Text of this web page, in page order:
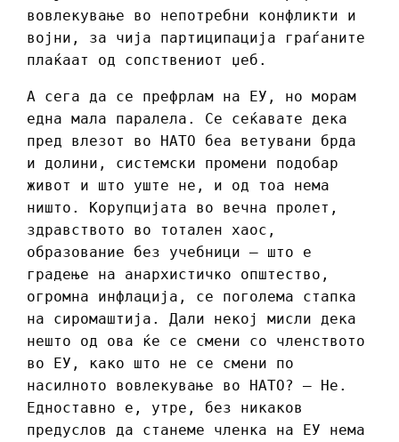
вовлекување во непотребни конфликти и
војни, за чија партиципација граѓаните
плаќаат од сопствениот џеб.
А сега да се префрлам на ЕУ, но морам
една мала паралела. Се сеќавате дека
пред влезот во НАТО беа ветувани брда
и долини, системски промени подобар
живот и што уште не, и од тоа нема
ништо. Корупцијата во вечна пролет,
здравството во тотален хаос,
образование без учебници – што е
градење на анархистичко општество,
огромна инфлација, се поголема стапка
на сиромаштија. Дали некој мисли дека
нешто од ова ќе се смени со членството
во ЕУ, како што не се смени по
насилното вовлекување во НАТО? – Не.
Едноставно е, утре, без никаков
предуслов да станеме членка на ЕУ нема